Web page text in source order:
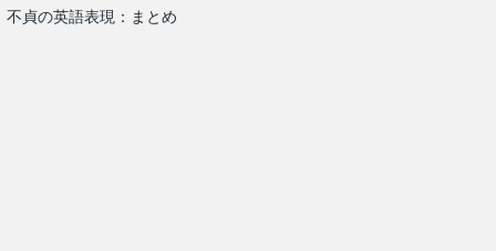
不貞の英語表現：まとめ